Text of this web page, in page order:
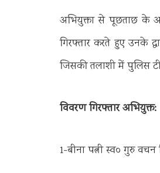
अभियुक्ता से पूछताछ के
गिरफ्तार करते हुए उनके
जिसकी तलाशी में पुलिस
विवरण गिरफ्तार अभियुक्त:
1-बीना पत्नी स्व० गुरु